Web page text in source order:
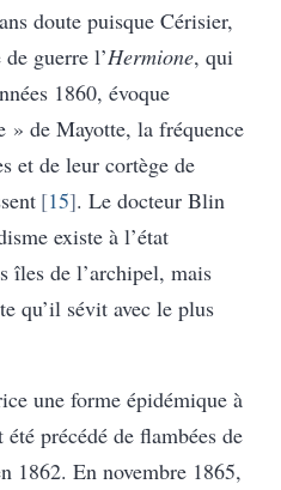
doute puisque Cérisier,
guerre l’Hermione, qui
1860, évoque
» de Mayotte, la fréquence
et de leur cortège de
15 . Le docteur Blin
existe à l’état
îles de l’archipel, mais
qu’il sévit avec le plus
une forme épidémique à
précédé de flambées de
1862. En novembre 1865,